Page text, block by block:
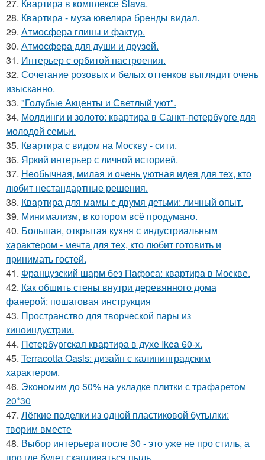
27. Квартира в комплексе Slava.
28. Квартира - муза ювелира бренды видал.
29. Атмосфера глины и фактур.
30. Атмосфера для души и друзей.
31. Интерьер с орбитой настроения.
32. Сочетание розовых и белых оттенков выглядит очень
изысканно.
33. "Голубые Акценты и Светлый уют".
34. Молдинги и золото: квартира в Санкт-петербурге для
молодой семьи.
35. Квартира с видом на Москву - сити.
36. Яркий интерьер с личной историей.
37. Необычная, милая и очень уютная идея для тех, кто
любит нестандартные решения.
38. Квартира для мамы с двумя детьми: личный опыт.
39. Минимализм, в котором всё продумано.
40. Большая, открытая кухня с индустриальным
характером - мечта для тех, кто любит готовить и
принимать гостей.
41. Французский шарм без Пафоса: квартира в Москве.
42. Как обшить стены внутри деревянного дома
фанерой: пошаговая инструкция
43. Пространство для творческой пары из
киноиндустрии.
44. Петербургская квартира в духе Ikea 60-х.
45. Terracotta Oasis: дизайн с калининградским
характером.
46. Экономим до 50% на укладке плитки с трафаретом
20*30
47. Лёгкие поделки из одной пластиковой бутылки:
творим вместе
48. Выбор интерьера после 30 - это уже не про стиль, а